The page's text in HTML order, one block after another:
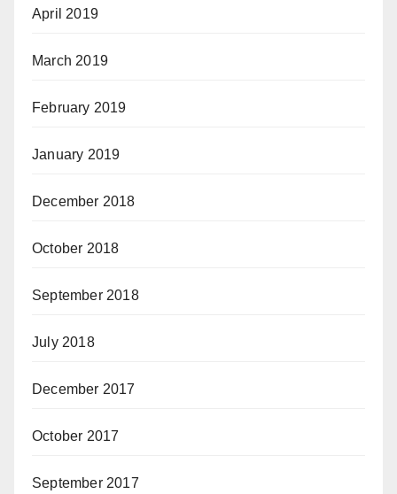
April 2019
March 2019
February 2019
January 2019
December 2018
October 2018
September 2018
July 2018
December 2017
October 2017
September 2017